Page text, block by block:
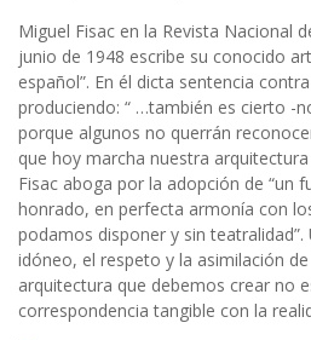
Miguel Fisac en la Revista Nacional
junio de 1948 escribe su conocido
español”. En él dicta sentencia
produciendo: “ …también es cierto -
porque algunos no querrán
que hoy marcha nuestra
Fisac aboga por la adopción de “un
honrado, en perfecta armonía con
podamos disponer y sin
idóneo, el respeto y la asimilación
arquitectura que debemos crear no
correspondencia tangible con la